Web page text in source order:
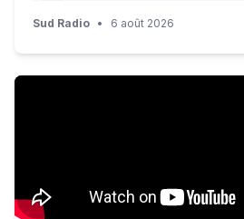
Sud Radio • 6 août 2026
‘Dodgy dossier’: Did Mossad